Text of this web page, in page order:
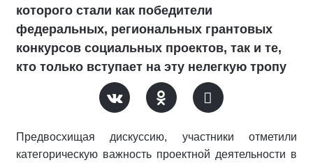
которого стали как победители
федеральных, региональных грантовых
конкурсов социальных проектов, так и те,
кто только вступает на эту нелегкую тропу
Предвосхищая дискуссию, участники отметили
категорическую важность проектной деятельности в